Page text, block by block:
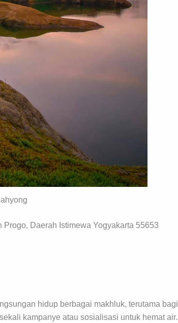
Daerah Istimewa Yogyakarta 55653
hidup berbagai makhluk, terutama bagi
kampanye atau sosialisasi untuk hemat air.